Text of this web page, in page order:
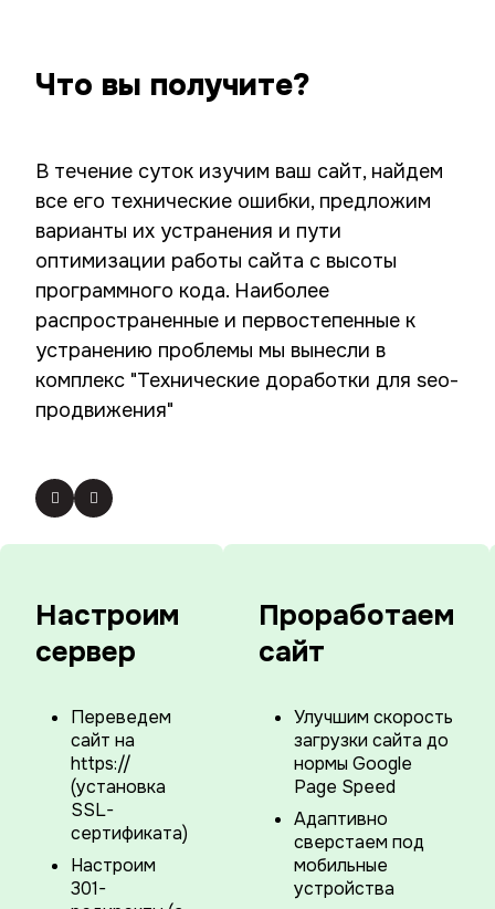
Что вы получите?
В течение суток изучим ваш сайт, найдем
все его технические ошибки, предложим
варианты их устранения и пути
оптимизации работы сайта с высоты
программного кода. Наиболее
распространенные и первостепенные к
устранению проблемы мы вынесли в
комплекс "Технические доработки для seo-
продвижения"
Настроим
сервер
Переведем
сайт на
https://
(установка
SSL-
сертификата)
Настроим
301-
Проработаем
сайт
Улучшим скорость
загрузки сайта до
нормы Google
Page Speed
Адаптивно
сверстаем под
мобильные
устройства